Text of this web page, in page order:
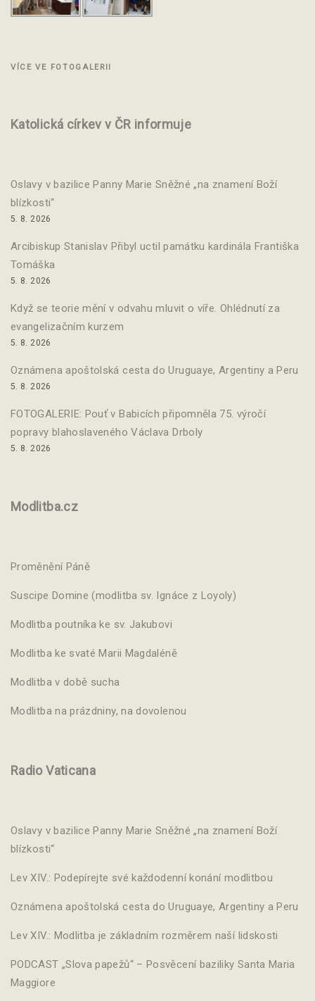
VÍCE VE FOTOGALERII
Katolická církev v ČR informuje
Oslavy v bazilice Panny Marie Sněžné „na znamení Boží
blízkosti“
5. 8. 2026
Arcibiskup Stanislav Přibyl uctil památku kardinála Františka
Tomáška
5. 8. 2026
Když se teorie mění v odvahu mluvit o víře. Ohlédnutí za
evangelizačním kurzem
5. 8. 2026
Oznámena apoštolská cesta do Uruguaye, Argentiny a Peru
5. 8. 2026
FOTOGALERIE: Pouť v Babicích připomněla 75. výročí
popravy blahoslaveného Václava Drboly
5. 8. 2026
Modlitba.cz
Proměnění Páně
Suscipe Domine (modlitba sv. Ignáce z Loyoly)
Modlitba poutníka ke sv. Jakubovi
Modlitba ke svaté Marii Magdaléně
Modlitba v době sucha
Modlitba na prázdniny, na dovolenou
Radio Vaticana
Oslavy v bazilice Panny Marie Sněžné „na znamení Boží
blízkosti“
Lev XIV.: Podepírejte své každodenní konání modlitbou
Oznámena apoštolská cesta do Uruguaye, Argentiny a Peru
Lev XIV.: Modlitba je základním rozměrem naší lidskosti
PODCAST „Slova papežů“ – Posvěcení baziliky Santa Maria
Maggiore